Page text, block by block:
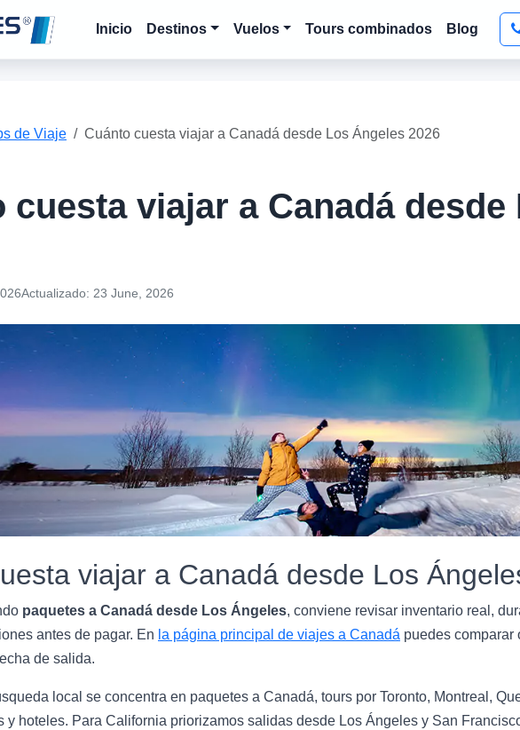
Inicio Destinos Vuelos Tours combinados Blog
de Viaje Cuánto cuesta viajar a Canadá desde Los Ángeles 2026
cuesta viajar a Canadá
Actualizado: 23 June, 2026
viajar a Canadá desde Los
paquetes a Canadá desde Los Ángeles, conviene revisar inventario real,
antes de pagar. En la página principal de viajes a Canadá puedes comparar
de salida.
local se concentra en paquetes a Canadá, tours por Toronto, Montreal,
y hoteles. Para California priorizamos salidas desde Los Ángeles y San